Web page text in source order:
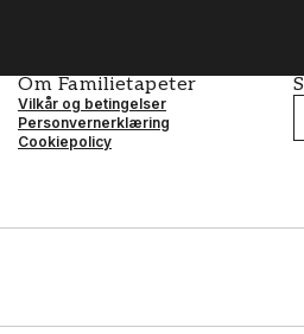
Om Familietapeter
Vilkår og betingelser
Personvernerklæring
Cookiepolicy